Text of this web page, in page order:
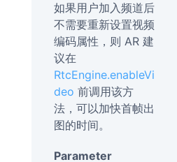
如果用户加入频道后
不需要重新设置视频
编码属性，则 AR 建
议在
RtcEngine.enableVi
deo 前调用该方
法，可以加快首帧出
图的时间。
Parameter